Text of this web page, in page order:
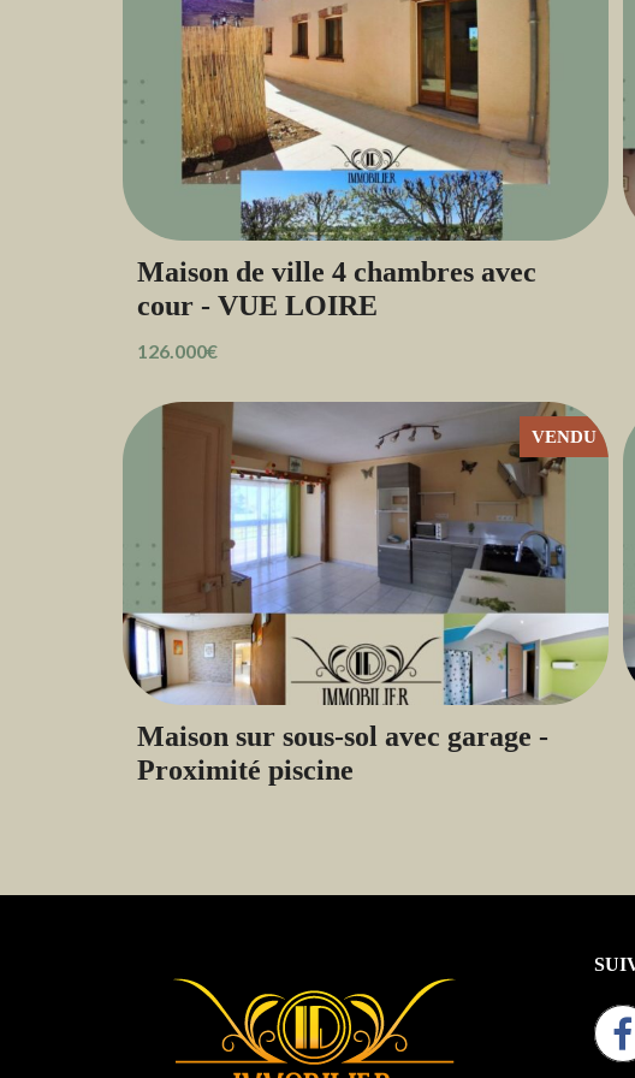
Maison de ville 4 chambres avec
cour - VUE LOIRE
126.000€
VENDU
Maison sur sous-sol avec garage -
Proximité piscine